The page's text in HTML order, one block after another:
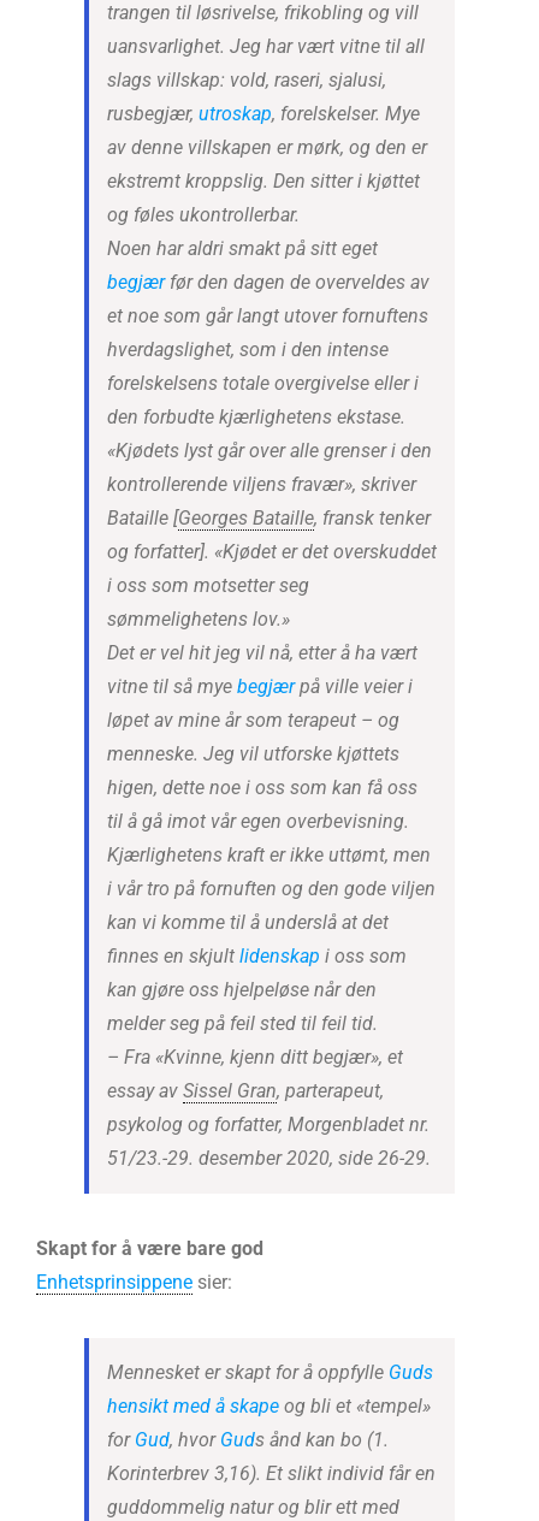
trangen til løsrivelse, frikobling og vill
uansvarlighet. Jeg har vært vitne til all
slags villskap: vold, raseri, sjalusi,
rusbegjær, utroskap, forelskelser. Mye
av denne villskapen er mørk, og den er
ekstremt kroppslig. Den sitter i kjøttet
og føles ukontrollerbar.
Noen har aldri smakt på sitt eget
begjærfør den dagen de overveldes av
et noe som går langt utover fornuftens
hverdagslighet, som i den intense
forelskelsens totale overgivelse eller i
den forbudte kjærlighetens ekstase.
«Kjødets lyst går over alle grenser i den
kontrollerende viljens fravær», skriver
Bataille [Georges Bataille, fransk tenker
og forfatter]. «Kjødet er det overskuddet
i oss som motsetter seg
sømmelighetens lov.»
Det er vel hit jeg vil nå, etter å ha vært
vitne til så mye begjærpå ville veier i
løpet av mine år som terapeut – og
menneske. Jeg vil utforske kjøttets
higen, dette noe i oss som kan få oss
til å gå imot vår egen overbevisning.
Kjærlighetens kraft er ikke uttømt, men
i vår tro på fornuften og den gode viljen
kan vi komme til å underslå at det
finnes en skjult lidenskap i oss som
kan gjøre oss hjelpeløse når den
melder seg på feil sted til feil tid.
– Fra «Kvinne, kjenn ditt begjær», et
essay av Sissel Gran, parterapeut,
psykolog og forfatter, Morgenbladet nr.
51/23.-29. desember 2020, side 26-29.
Skapt for å være bare god
Enhetsprinsippene sier:
Mennesket er skapt for å oppfylle Guds
hensikt med å skape og bli et «tempel»
for Gud, hvor Guds ånd kan bo (1.
Korinterbrev 3,16). Et slikt individ får en
guddommelig natur og blir ett med